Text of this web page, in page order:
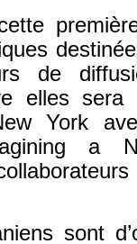
de
elles
York
a
sont